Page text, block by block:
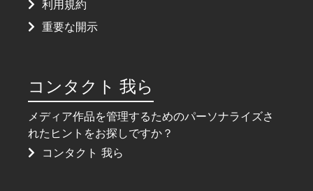
利用規約
重要な開示
コンタクト 我ら
メディア作品を管理するためのパーソナライズさ
れたヒントをお探しですか？
コンタクト 我ら